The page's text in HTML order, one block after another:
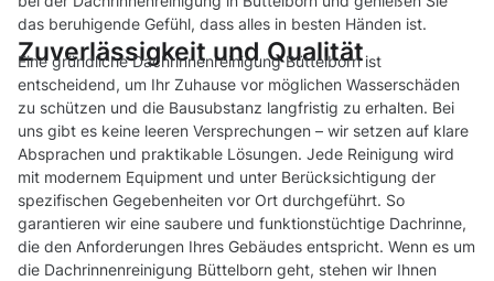
das beruhigende Gefühl, dass alles in besten Händen ist.
Zuverlässigkeit und Qualität
Eine gründliche Dachrinnenreinigung Büttelborn ist
entscheidend, um Ihr Zuhause vor möglichen Wasserschäden
zu schützen und die Bausubstanz langfristig zu erhalten. Bei
uns gibt es keine leeren Versprechungen – wir setzen auf klare
Absprachen und praktikable Lösungen. Jede Reinigung wird
mit modernem Equipment und unter Berücksichtigung der
spezifischen Gegebenheiten vor Ort durchgeführt. So
garantieren wir eine saubere und funktionstüchtige Dachrinne,
die den Anforderungen Ihres Gebäudes entspricht. Wenn es um
die Dachrinnenreinigung Büttelborn geht, stehen wir Ihnen